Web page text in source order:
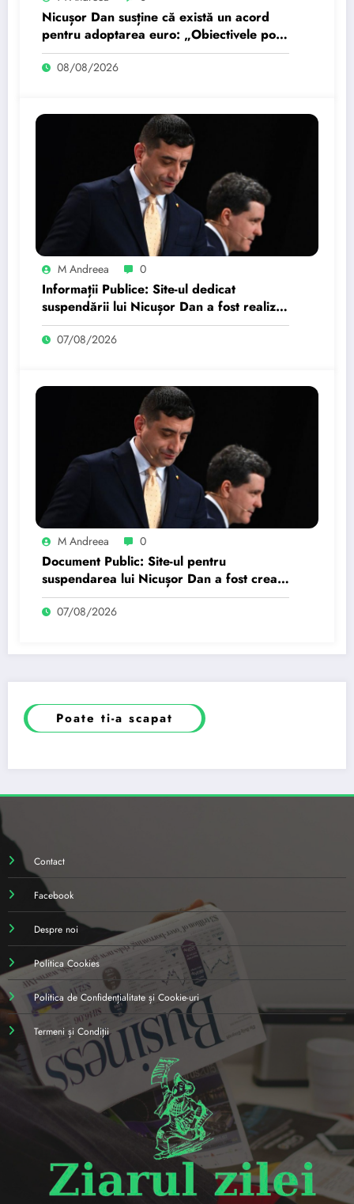
Nicușor Dan susține că există un acord
pentru adoptarea euro: „Obiectivele pot
fi realizate dacă…
08/08/2026
M Andreea 0
Informații Publice: Site-ul dedicat
suspendării lui Nicușor Dan a fost realizat
de un moldovean plătit de AUR cu…
07/08/2026
M Andreea 0
Document Public: Site-ul pentru
suspendarea lui Nicușor Dan a fost creat
de un moldovean angajat de AUR cu…
07/08/2026
Poate ti-a scapat
Contact
Facebook
Despre noi
Politica Cookies
Politica de Confidențialitate și Cookie-uri
Termeni și Condiții